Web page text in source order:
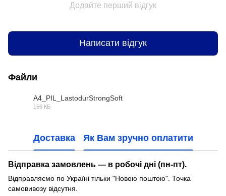
Додайте перший відгук
Написати відгук
Файли
A4_PIL_LastodurStrongSoft
156 КБ
Доставка Як Вам зручно оплатити
Відправка замовлень — в робочі дні (пн-пт).
Відправляємо по Україні тільки "Новою поштою". Точка
самовивозу відсутня.